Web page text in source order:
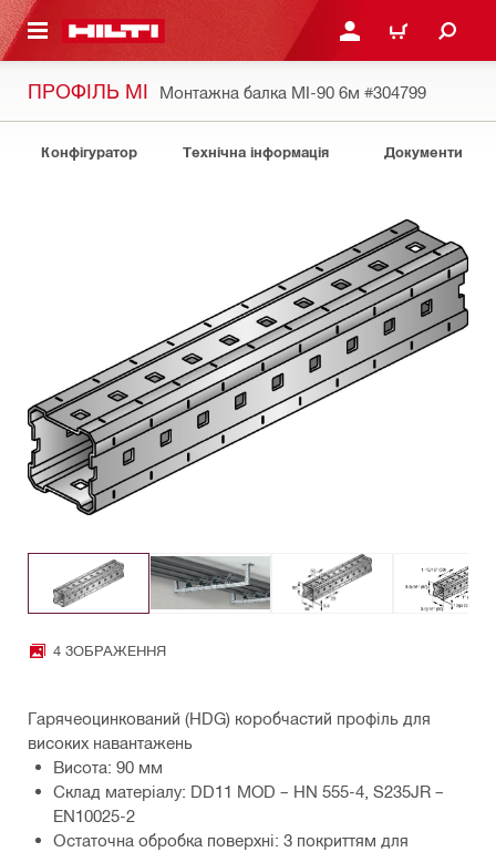
ЗМІСТУ УВІЙТИ АБО
КОШИК
ПРОФІЛЬ MI Монтажна балка MI-90 6м #304799
Конфігуратор Технічна інформація Документи
4 ЗОБРАЖЕННЯ
Гарячеоцинкований (HDG) коробчастий профіль для
високих навантажень
Висота: 90 мм
Склад матеріалу: DD11 MOD – HN 555-4, S235JR –
EN10025-2
Остаточна обробка поверхні: З покриттям для